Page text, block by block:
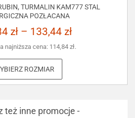
TURMALIN KAM777 STAL
POZŁACANA
zł – 133,44 zł
najniższa cena: 114,84 zł.
ROZMIAR
też inne promocje -